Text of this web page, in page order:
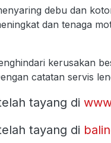
debu dan
dan tenaga
kerusakan
catatan servis
tayang di
tayang di